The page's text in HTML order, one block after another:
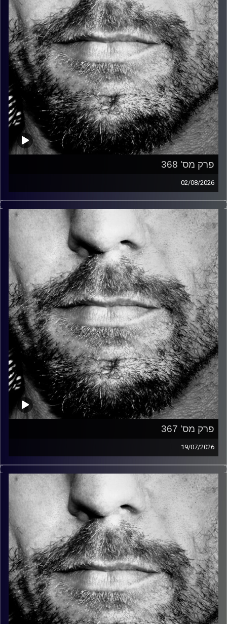
פרק מס' 368
02/08/2026
זיפים, מוזיקה מחוספסת של הופעות חיות. הרבה ג'אם, רוק,
בלוז, bluegrass, ג'אז, Fאנק, פרוגרסיב ואפילו אלקטרוניקה.
כל מה שחי, אמיתי ונושם.
עם שמוליק רגב.
קרדיט תמונות: David Goehring
פרק מס' 367
19/07/2026
זיפים, מוזיקה מחוספסת של הופעות חיות. הרבה ג'אם, רוק,
בלוז, bluegrass, ג'אז, Fאנק, פרוגרסיב ואפילו אלקטרוניקה.
כל מה שחי, אמיתי ונושם.
עם שמוליק רגב.
קרדיט תמונות: David Goehring